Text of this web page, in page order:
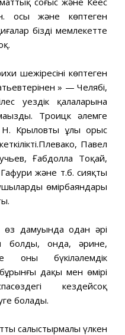
осы және көптеген
біздің мемлекетте
шежіресінің көптеген
» — Челябі,
уездік қалаларына
Троицк әлемге
Н. Крыловтың ұлы орыс
Павел
Ғабдолла Тоқай,
және т.б. сияқты
өмірбаяндары
өз дамуында одан әрі
болды, онда, әрине,
оның бүкіләлемдік
даңқы мен өмірі
кездейсоқ
болады.
салыстырмалы үлкен